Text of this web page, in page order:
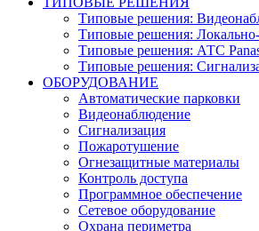
Типовые решения:
Типовые решения:
Типовые решения: АТС
Типовые решения:
ОБОРУДОВАНИЕ
Автоматические парковки
Видеонаблюдение
Сигнализация
Пожаротушение
Огнезащитные материалы
Контроль доступа
Программное обеспечение
Сетевое оборудование
Охрана периметра